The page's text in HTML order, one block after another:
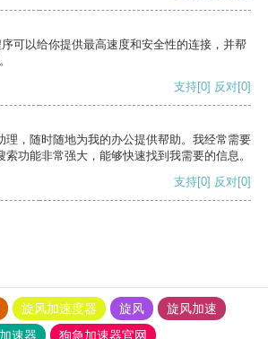
可以给你提供最高速度和安全性的连接，并帮
支持[0] 反对[0]
理，随时随地为我的办公提供帮助。我经常需要
功能非常强大，能够快速找到我需要的信息。
支持[0] 反对[0]
旋风加速度器 旋风
旋风加速
速器 狗急加速器官网